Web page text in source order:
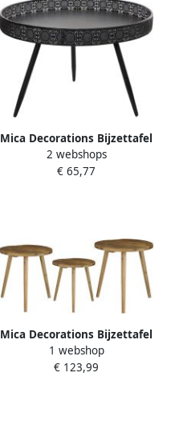
Mica Decorations Bijzettafel
Lagune rond metaal zwart
70 x 45.5 cm Bijzettafels
2 webshops
€ 65,77
Mica Decorations Bijzettafel
3x gerecycled hout
H28xD26 H35xD33 H42xD40
1 webshop
€ 123,99